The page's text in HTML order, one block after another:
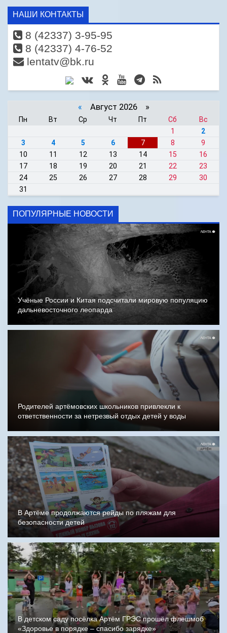
НАШИ КОНТАКТЫ
8 (42337) 3-95-95
8 (42337) 4-76-52
lentatv@bk.ru
« Август 2026 »
Пн Вт Ср Чт Пт Сб
Вс
1
2
3
4 5 6 7 8
9
10
11 12 13 14 15
16
17
18 19 20 21 22
23
24
25 26 27 28 29
30
31
ПОПУЛЯРНЫЕ НОВОСТИ
Учёные России и Китая подсчитали мировую популяцию
дальневосточного леопарда
Родителей артёмовских школьников привлекли к
ответственности за нетрезвый отдых детей у воды
В Артёме продолжаются рейды по пляжам для
безопасности детей
В детском саду посёлка Артём ГРЭС прошёл флешмоб
«Здоровье в порядке – спасибо зарядке»